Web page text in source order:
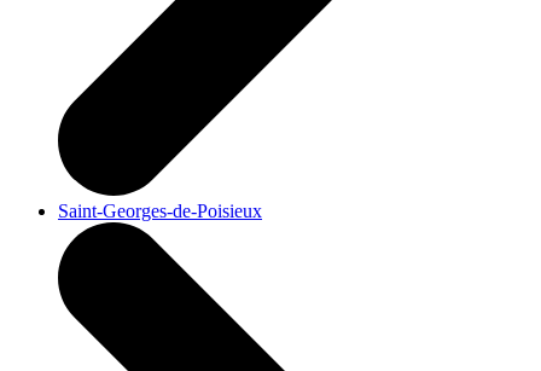
Saint-Georges-de-Poisieux